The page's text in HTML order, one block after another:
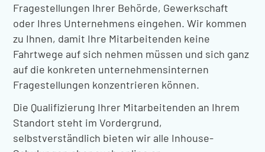
Fragestellungen Ihrer Behörde, Gewerkschaft
oder Ihres Unternehmens eingehen. Wir kommen
zu Ihnen, damit Ihre Mitarbeitenden keine
Fahrtwege auf sich nehmen müssen und sich ganz
auf die konkreten unternehmensinternen
Fragestellungen konzentrieren können.
Die Qualifizierung Ihrer Mitarbeitenden an Ihrem
Standort steht im Vordergrund,
selbstverständlich bieten wir alle Inhouse-